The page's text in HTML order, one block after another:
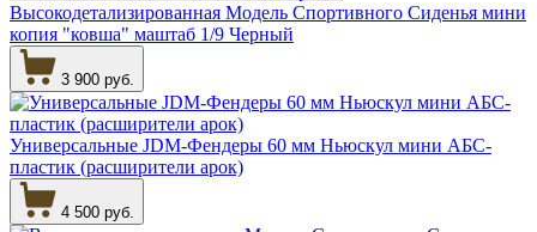
Высокодетализированная Модель Спортивного Сиденья мини
копия "ковша" маштаб 1/9 Черный
3 900 руб.
Универсальные JDM-Фендеры 60 мм Ньюскул мини АБС-
пластик (расширители арок)
4 500 руб.